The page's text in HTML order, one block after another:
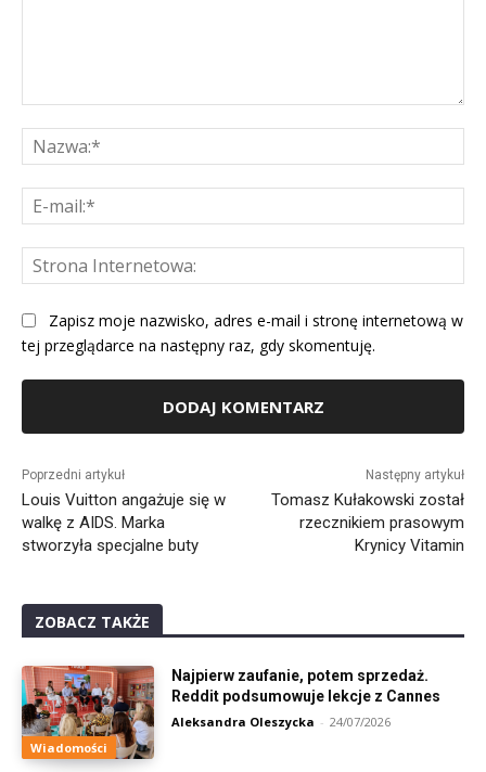
Zapisz moje nazwisko, adres e-mail i stronę internetową w
tej przeglądarce na następny raz, gdy skomentuję.
Poprzedni artykuł
Louis Vuitton angażuje się w
walkę z AIDS. Marka
stworzyła specjalne buty
Następny artykuł
Tomasz Kułakowski został
rzecznikiem prasowym
Krynicy Vitamin
ZOBACZ TAKŻE
Wiadomości
Najpierw zaufanie, potem sprzedaż.
Reddit podsumowuje lekcje z Cannes
Aleksandra Oleszycka - 24/07/2026